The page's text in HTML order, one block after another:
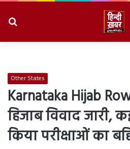
Other States
Karnataka Hijab
हिजाब विवाद जारी,
किया परीक्षाओं का